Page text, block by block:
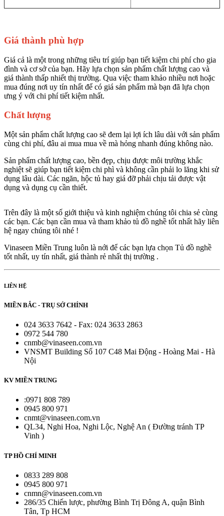
Giá thành phù hợp
Giá cả là một trong những tiêu trí giúp bạn tiết kiệm chi phí cho gia
đình và cơ sở của bạn. Hãy lựa chọn sản phẩm chất lượng cao và
giá thành thấp nhiết thị trường. Qua việc tham khảo nhiều nơi hoặc
mua đúng nơi uy tín nhất để có giá sản phẩm mà bạn đã lựa chọn
ưng ý với chi phí tiết kiệm nhất.
Chất lượng
Một sản phẩm chất lượng cao sẽ đem lại lợi ích lâu dài với sản phẩm
cùng chi phí, đâu ai mua mua về mà hỏng nhanh đúng không nào.
Sản phẩm chất lượng cao, bền đẹp, chịu được môi trường khắc
nghiệt sẽ giúp bạn tiết kiệm chi phì và không cần phải lo lăng khi sử
dụng lâu dài. Các ngăn, hộc tủ hay giá đỡ phải chịu tải được vật
dụng và dụng cụ cần thiết.
Trên đây là một số giới thiệu và kinh nghiệm chúng tôi chia sẻ cùng
các bạn. Các bạn cần mua và tham khảo tủ đồ nghề tốt nhất hãy liên
hệ ngay chúng tôi nhé !
Vinaseen Miền Trung luôn là nới để các bạn lựa chọn Tủ đồ nghề
tốt nhất, uy tín nhất, giá thành rẻ nhất thị trường .
LIÊN HỆ
MIỀN BẮC - TRỤ SỞ CHÍNH
024 3633 7642 - Fax: 024 3633 2863
0972 544 780
cnmb@vinaseen.com.vn
VNSMT Building Số 107 C48 Mai Động - Hoàng Mai - Hà
Nội
KV MIỀN TRUNG
:0971 808 789
0945 800 971
cnmt@vinaseen.com.vn
QL34, Nghi Hoa, Nghi Lộc, Nghệ An ( Đường tránh TP
Vinh )
TP HỒ CHÍ MINH
0833 289 808
0945 800 971
cnmn@vinaseen.com.vn
286/35 Chiến lược, phường Bình Trị Đông A, quận Bình
Tân, Tp HCM